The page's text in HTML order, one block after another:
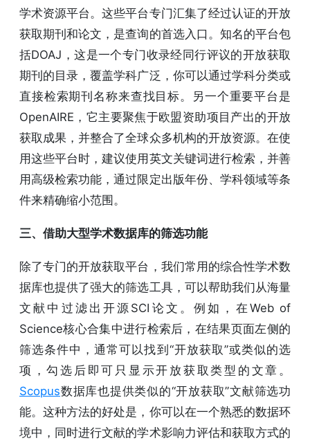
学术资源平台。这些平台专门汇集了经过认证的开放
获取期刊和论文，是查询的首选入口。知名的平台包
括DOAJ，这是一个专门收录经同行评议的开放获取
期刊的目录，覆盖学科广泛，你可以通过学科分类或
直接检索期刊名称来查找目标。另一个重要平台是
OpenAIRE，它主要聚焦于欧盟资助项目产出的开放
获取成果，并整合了全球众多机构的开放资源。在使
用这些平台时，建议使用英文关键词进行检索，并善
用高级检索功能，通过限定出版年份、学科领域等条
件来精确缩小范围。
三、借助大型学术数据库的筛选功能
除了专门的开放获取平台，我们常用的综合性学术数
据库也提供了强大的筛选工具，可以帮助我们从海量
文献中过滤出开源SCI论文。例如，在Web of
Science核心合集中进行检索后，在结果页面左侧的
筛选条件中，通常可以找到“开放获取”或类似的选
项，勾选后即可只显示开放获取类型的文章。
Scopus数据库也提供类似的“开放获取”文献筛选功
能。这种方法的好处是，你可以在一个熟悉的数据环
境中，同时进行文献的学术影响力评估和获取方式的